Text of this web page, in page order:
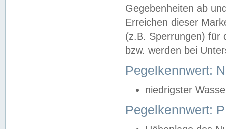
Gegebenheiten ab
Erreichen dieser
(z.B. Sperrungen) für
bzw. werden bei
Pegelkennwert:
niedrigster
Pegelkennwert: